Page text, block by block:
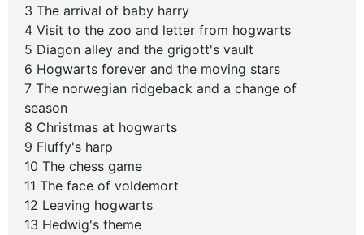
3 The arrival of baby harry
4 Visit to the zoo and letter from hogwarts
5 Diagon alley and the grigott's vault
6 Hogwarts forever and the moving stars
7 The norwegian ridgeback and a change of
season
8 Christmas at hogwarts
9 Fluffy's harp
10 The chess game
11 The face of voldemort
12 Leaving hogwarts
13 Hedwig's theme